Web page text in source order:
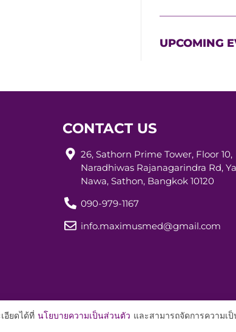
UPCOMING
CONTACT US
26, Sathorn Prime Tower, Floor 10,
Naradhiwas Rajanagarindra Rd,
Nawa, Sathon, Bangkok 10120
090-979-1167
info.maximusmed@gmail.com
อียดได้ที่ นโยบายความเป็นส่วนตัว และสามารถจัดการความเ